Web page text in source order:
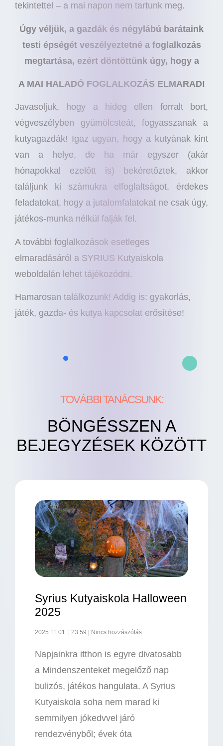
tekintettel – a mai napon nem tartunk meg.
Úgy véljük, a gazdák és négylábú barátaink
testi épségét veszélyeztetné a foglalkozás
megtartása, ezért döntöttünk úgy, hogy a
A MAI HALADÓ FOGLALKOZÁS ELMARAD!
Javasoljuk, hogy a hideg ellen forralt bort,
végveszélyben gyümölcsteát, fogyasszanak a
kutyagazdák! Igaz ugyan, hogy a kutyának kint
van a helye, de ha már egyszer (akár
hónapokkal ezelőtt is) bekéretőztek, akkor
találjunk ki számukra elfoglaltságot, érdekes
feladatokat, hogy a jutalomfalatokat ne csak úgy,
játékos-munka nélkül falják fel.
A további foglalkozások esetleges
elmaradásáról a SYRIUS Kutyaiskola
weboldalán lehet tájékozódni.
Hamarosan találkozunk! Addig is: gyakorlás,
játék, gazda- és kutya kapcsolat erősítése!
TOVÁBBI TANÁCSUNK:
BÖNGÉSSZEN A
BEJEGYZÉSEK KÖZÖTT
Syrius Kutyaiskola Halloween
2025
2025.11.01. 23:59 Nincs hozzászólás
Napjainkra itthon is egyre divatosabb
a Mindenszenteket megelőző nap
bulizós, játékos hangulata. A Syrius
Kutyaiskola soha nem marad ki
semmilyen jókedvvel járó
rendezvényből; évek óta